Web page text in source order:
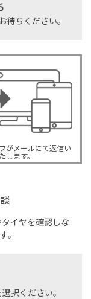
ちください。
がメールにて返信い
たします。
イヤを確認しな
。
択ください。